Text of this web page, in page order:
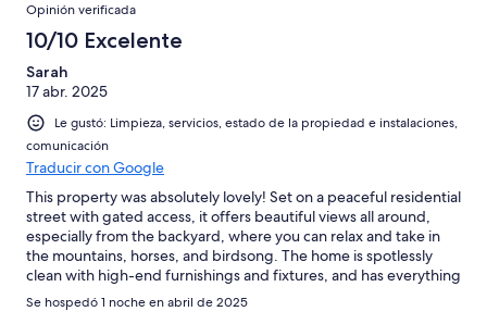
Opinión verificada
10/10 Excelente
Sarah
17 abr. 2025
Le gustó: Limpieza, servicios, estado de la propiedad e instalaciones,
comunicación
Traducir con Google
This property was absolutely lovely! Set on a peaceful residential
street with gated access, it offers beautiful views all around,
especially from the backyard, where you can relax and take in
the mountains, horses, and birdsong. The home is spotlessly
clean with high-end furnishings and fixtures, and has everything
you could possibly need, a real home away from home. I didn’t
want to leave and only wish we’d booked a longer stay! It’s close
Se hospedó 1 noche en abril de 2025